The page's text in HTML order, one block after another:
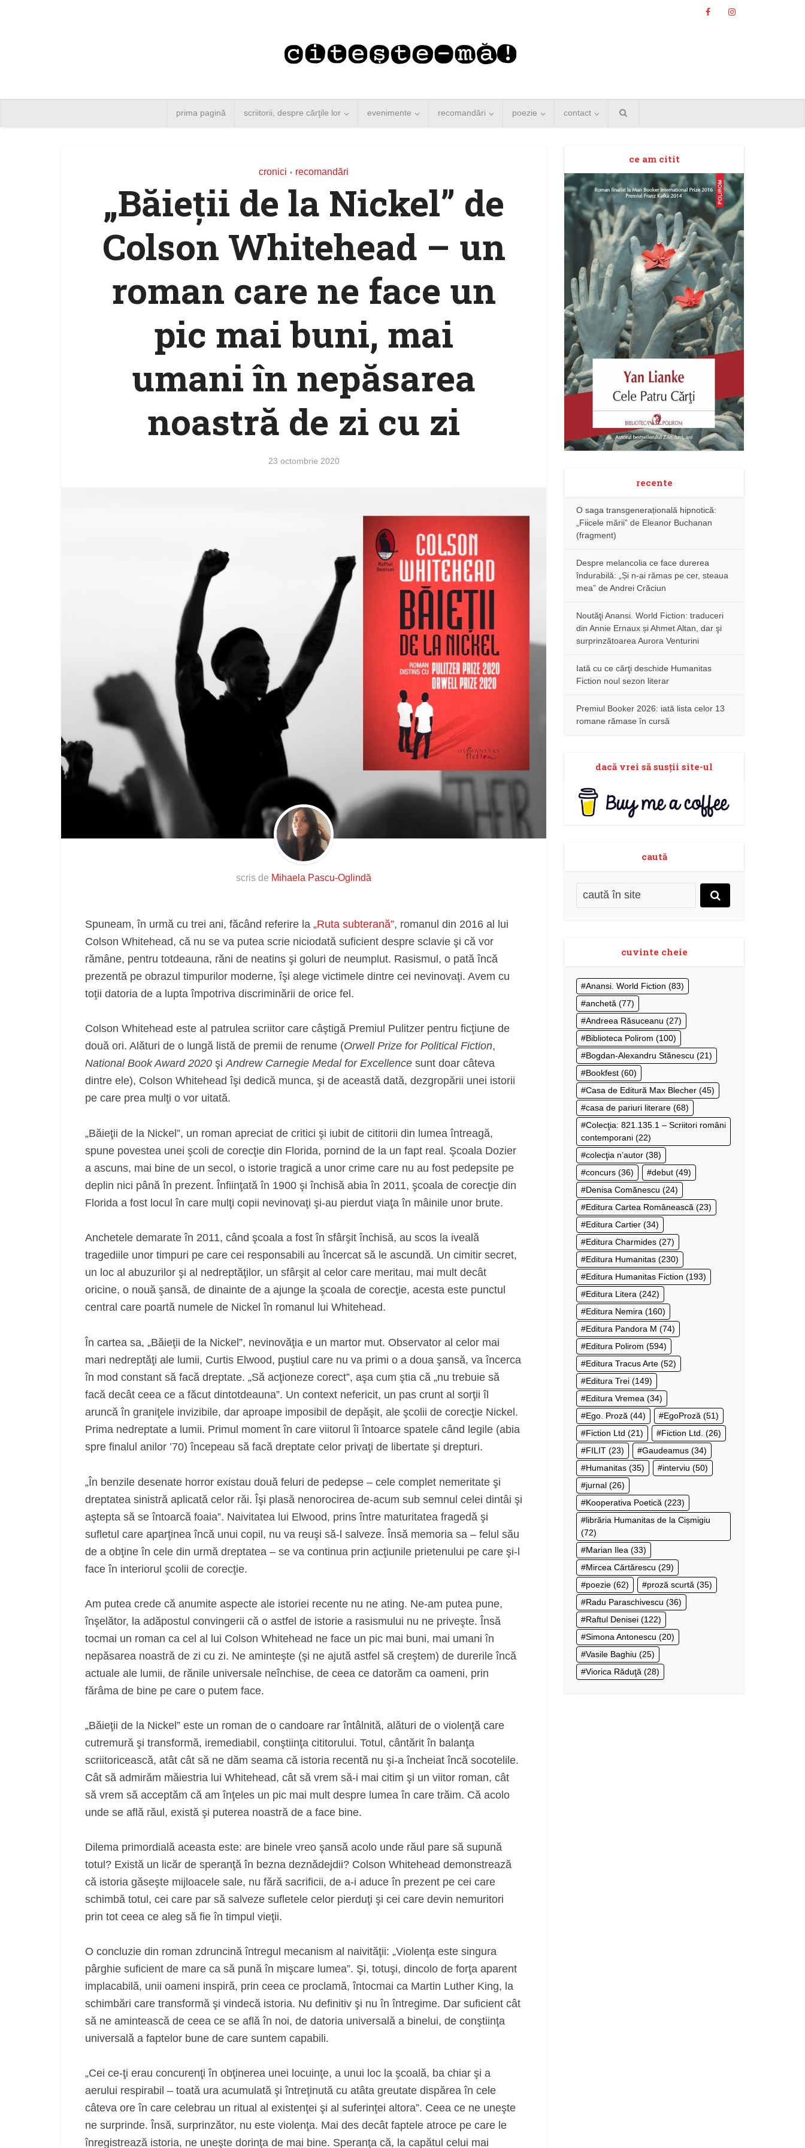
prima pagină scriitorii, despre cărţile lor evenimente recomandări poezie contact
cronici • recomandări
„Băieţii de la Nickel” de
Colson Whitehead – un
roman care ne face un
pic mai buni, mai
umani în nepăsarea
noastră de zi cu zi
23 octombrie 2020
scris de Mihaela Pascu-Oglindă
Spuneam, în urmă cu trei ani, făcând referire la „Ruta subterană”, romanul din 2016 al lui
Colson Whitehead, că nu se va putea scrie niciodată suficient despre sclavie şi că vor
rămâne, pentru totdeauna, răni de neatins şi goluri de neumplut. Rasismul, o pată încă
prezentă pe obrazul timpurilor moderne, îşi alege victimele dintre cei nevinovaţi. Avem cu
toţii datoria de a lupta împotriva discriminării de orice fel.
Colson Whitehead este al patrulea scriitor care câştigă Premiul Pulitzer pentru ficţiune de
două ori. Alături de o lungă listă de premii de renume (Orwell Prize for Political Fiction,
National Book Award 2020 şi Andrew Carnegie Medal for Excellence sunt doar câteva
dintre ele), Colson Whitehead îşi dedică munca, şi de această dată, dezgropării unei istorii
pe care prea mulţi o vor uitată.
„Băieţii de la Nickel”, un roman apreciat de critici şi iubit de cititorii din lumea întreagă,
spune povestea unei şcoli de corecţie din Florida, pornind de la un fapt real. Şcoala Dozier
a ascuns, mai bine de un secol, o istorie tragică a unor crime care nu au fost pedepsite pe
deplin nici până în prezent. Înfiinţată în 1900 şi închisă abia în 2011, şcoala de corecţie din
Florida a fost locul în care mulţi copii nevinovaţi şi-au pierdut viaţa în mâinile unor brute.
Anchetele demarate în 2011, când şcoala a fost în sfârşit închisă, au scos la iveală
tragediile unor timpuri pe care cei responsabili au încercat să le ascundă. Un cimitir secret,
un loc al abuzurilor şi al nedreptăţilor, un sfârşit al celor care meritau, mai mult decât
oricine, o nouă şansă, de dinainte de a ajunge la şcoala de corecţie, acesta este punctul
central care poartă numele de Nickel în romanul lui Whitehead.
În cartea sa, „Băieţii de la Nickel”, nevinovăţia e un martor mut. Observator al celor mai
mari nedreptăţi ale lumii, Curtis Elwood, puştiul care nu va primi o a doua şansă, va încerca
în mod constant să facă dreptate. „Să acţioneze corect”, aşa cum ştia că „nu trebuie să
facă decât ceea ce a făcut dintotdeauna”. Un context nefericit, un pas crunt al sorţii îl
aruncă în graniţele invizibile, dar aproape imposibil de depăşit, ale şcolii de corecţie Nickel.
Prima nedreptate a lumii. Primul moment în care viitorul îi întoarce spatele când legile (abia
spre finalul anilor ’70) începeau să facă dreptate celor privaţi de libertate şi drepturi.
„În benzile desenate horror existau două feluri de pedepse – cele complet nemeritate şi
dreptatea sinistră aplicată celor răi. Îşi plasă nenorocirea de-acum sub semnul celei dintâi şi
aştepta să se întoarcă foaia”. Naivitatea lui Elwood, prins între maturitatea fragedă şi
sufletul care aparţinea încă unui copil, nu va reuşi să-l salveze. Însă memoria sa – felul său
de a obţine în cele din urmă dreptatea – se va continua prin acţiunile prietenului pe care şi-l
face în interiorul şcolii de corecţie.
Am putea crede că anumite aspecte ale istoriei recente nu ne ating. Ne-am putea pune,
înşelător, la adăpostul convingerii că o astfel de istorie a rasismului nu ne priveşte. Însă
tocmai un roman ca cel al lui Colson Whitehead ne face un pic mai buni, mai umani în
nepăsarea noastră de zi cu zi. Ne aminteşte (şi ne ajută astfel să creştem) de durerile încă
actuale ale lumii, de rănile universale neînchise, de ceea ce datorăm ca oameni, prin
fărâma de bine pe care o putem face.
„Băieţii de la Nickel” este un roman de o candoare rar întâlnită, alături de o violenţă care
cutremură şi transformă, iremediabil, conştiinţa cititorului. Totul, cântărit în balanţa
scriitoricească, atât cât să ne dăm seama că istoria recentă nu şi-a încheiat încă socotelile.
Cât să admirăm măiestria lui Whitehead, cât să vrem să-i mai citim şi un viitor roman, cât
să vrem să acceptăm că am înţeles un pic mai mult despre lumea în care trăim. Că acolo
unde se află răul, există şi puterea noastră de a face bine.
Dilema primordială aceasta este: are binele vreo şansă acolo unde răul pare să supună
totul? Există un licăr de speranţă în bezna deznădejdii? Colson Whitehead demonstrează
că istoria găseşte mijloacele sale, nu fără sacrificii, de a-i aduce în prezent pe cei care
schimbă totul, cei care par să salveze sufletele celor pierduţi şi cei care devin nemuritori
prin tot ceea ce aleg să fie în timpul vieţii.
O concluzie din roman zdruncină întregul mecanism al naivităţii: „Violenţa este singura
pârghie suficient de mare ca să pună în mişcare lumea”. Şi, totuşi, dincolo de forţa aparent
implacabilă, unii oameni inspiră, prin ceea ce proclamă, întocmai ca Martin Luther King, la
schimbări care transformă şi vindecă istoria. Nu definitiv şi nu în întregime. Dar suficient cât
să ne amintească de ceea ce se află în noi, de datoria universală a binelui, de conştiinţa
universală a faptelor bune de care suntem capabili.
„Cei ce-ţi erau concurenţi în obţinerea unei locuinţe, a unui loc la şcoală, ba chiar şi a
aerului respirabil – toată ura acumulată şi întreţinută cu atâta greutate dispărea în cele
câteva ore în care celebrau un ritual al existenţei şi al suferinţei altora”. Ceea ce ne uneşte
ne surprinde. Însă, surprinzător, nu este violenţa. Mai des decât faptele atroce pe care le
înregistrează istoria, ne uneşte dorinţa de mai bine. Speranţa că, la capătul celui mai
ce am citit
recente
O saga transgenerațională hipnotică:
„Fiicele mării” de Eleanor Buchanan
(fragment)
Despre melancolia ce face durerea
îndurabilă: „Și n-ai rămas pe cer, steaua
mea” de Andrei Crăciun
Noutăţi Anansi. World Fiction: traduceri
din Annie Ernaux și Ahmet Altan, dar şi
surprinzătoarea Aurora Venturini
Iată cu ce cărţi deschide Humanitas
Fiction noul sezon literar
Premiul Booker 2026: iată lista celor 13
romane rămase în cursă
dacă vrei să susţii site-ul
caută
cuvinte cheie
Anansi. World Fiction (83)
anchetă (77)
Andreea Răsuceanu (27)
Biblioteca Polirom (100)
Bogdan-Alexandru Stănescu (21)
Bookfest (60)
Casa de Editură Max Blecher (45)
casa de pariuri literare (68)
Colecţia: 821.135.1 – Scriitori români
contemporani (22)
colecţia n’autor (38)
concurs (36) debut (49)
Denisa Comănescu (24)
Editura Cartea Românească (23)
Editura Cartier (34)
Editura Charmides (27)
Editura Humanitas (230)
Editura Humanitas Fiction (193)
Editura Litera (242)
Editura Nemira (160)
Editura Pandora M (74)
Editura Polirom (594)
Editura Tracus Arte (52)
Editura Trei (149)
Editura Vremea (34)
Ego. Proză (44) EgoProză (51)
Fiction Ltd (21) Fiction Ltd. (26)
FILIT (23) Gaudeamus (34)
Humanitas (35) interviu (50)
jurnal (26)
Kooperativa Poetică (223)
librăria Humanitas de la Cișmigiu
(72)
Marian Ilea (33)
Mircea Cărtărescu (29)
poezie (62) proză scurtă (35)
Radu Paraschivescu (36)
Raftul Denisei (122)
Simona Antonescu (20)
Vasile Baghiu (25)
Viorica Răduţă (28)